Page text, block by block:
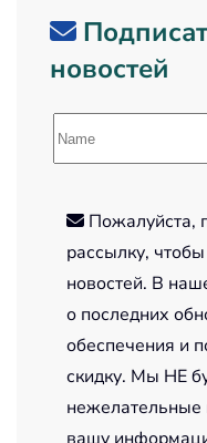
новостей
Пожалуйста,
рассылку,
новостей. В
о последних
обеспечения и
скидку. Мы НЕ
нежелательные